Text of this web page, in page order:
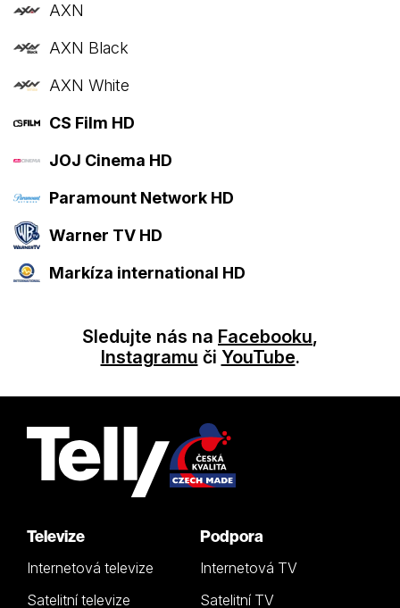
AXN
AXN Black
AXN White
CS Film HD
JOJ Cinema HD
Paramount Network HD
Warner TV HD
Markíza international HD
Sledujte nás na Facebooku,
Instagramu či YouTube.
Televize
Internetová televize
Satelitní televize
Podpora
Internetová TV
Satelitní TV